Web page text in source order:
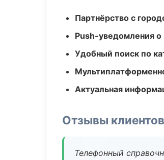
Партнёрство с
Push-уведомления
Удобный поиск по
Актуальная
Отзывы клиентов
Телефонный